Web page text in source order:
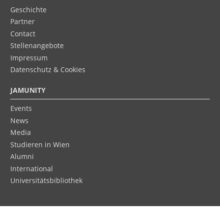
Geschichte
Partner
Contact
Stellenangebote
Impressum
Datenschutz & Cookies
JAMUNITY
Events
News
Media
Studieren in Wien
Alumni
International
Universitätsbibliothek